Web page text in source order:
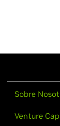
Sobre
Venture